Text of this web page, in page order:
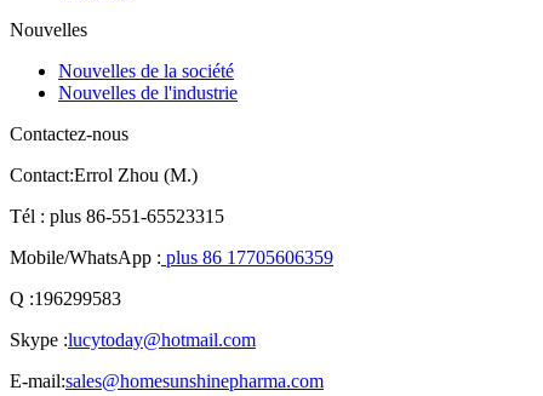
Nouvelles
Nouvelles de la société
Nouvelles de l'industrie
Contactez-nous
Contact:Errol Zhou (M.)
Tél : plus 86-551-65523315
Mobile/WhatsApp : plus 86 17705606359
Q :196299583
Skype :lucytoday@hotmail.com
E-mail:sales@homesunshinepharma.com